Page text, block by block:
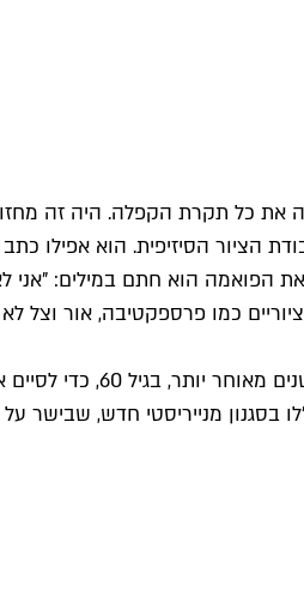
הוא בנה מערכת פיגומים בגובה 15 מטרים
הציור הסיזיפית. הוא אפילו
הוא חתם במילים: "אני לא
כמו פרספקטיבה, אור וצל
למרות שהעבודה על הקפלה
בסגנון מנייריסטי חדש,